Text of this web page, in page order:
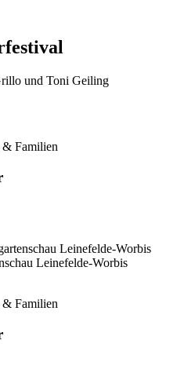
und Toni Geiling
Familien
Leinefelde-Worbis
Leinefelde-Worbis
Familien